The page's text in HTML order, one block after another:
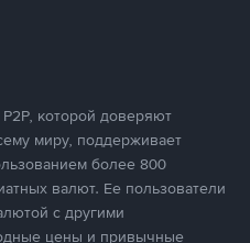
которой доверяют
миру, поддерживает
более 800
валют. Ее пользователи
с другими
цены и привычные